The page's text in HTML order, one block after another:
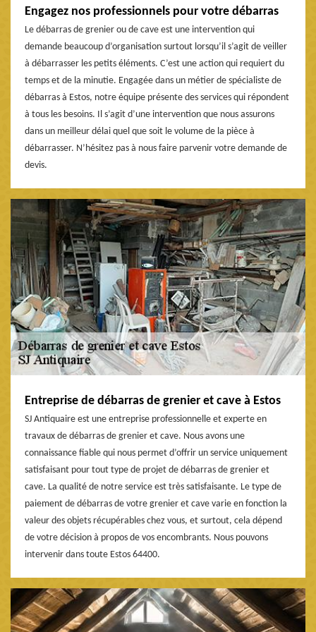
Engagez nos professionnels pour votre débarras
Le débarras de grenier ou de cave est une intervention qui
demande beaucoup d’organisation surtout lorsqu’il s’agit de veiller
à débarrasser les petits éléments. C’est une action qui requiert du
temps et de la minutie. Engagée dans un métier de spécialiste de
débarras à Estos, notre équipe présente des services qui répondent
à tous les besoins. Il s’agit d’une intervention que nous assurons
dans un meilleur délai quel que soit le volume de la pièce à
débarrasser. N’hésitez pas à nous faire parvenir votre demande de
devis.
Entreprise de débarras de grenier et cave à Estos
SJ Antiquaire est une entreprise professionnelle et experte en
travaux de débarras de grenier et cave. Nous avons une
connaissance fiable qui nous permet d’offrir un service uniquement
satisfaisant pour tout type de projet de débarras de grenier et
cave. La qualité de notre service est très satisfaisante. Le type de
paiement de débarras de votre grenier et cave varie en fonction la
valeur des objets récupérables chez vous, et surtout, cela dépend
de votre décision à propos de vos encombrants. Nous pouvons
intervenir dans toute Estos 64400.